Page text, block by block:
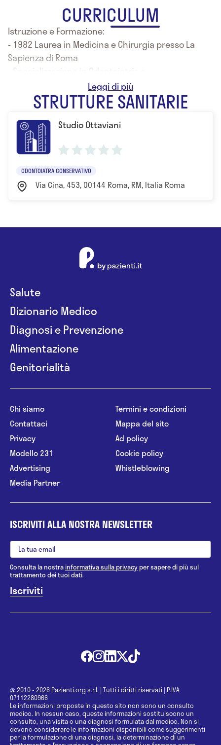
CURRICULUM
Istruzione e Formazione:
- 1982 Laurea in Medicina e Chirurgia presso La
Sapienza di Roma
- Specializzazione in Odontoiatria e
odontostomatologia
STRUTTURE SANITARIE
Studio Ottaviani
ODONTOIATRA CONSERVATIVO
Via Cina, 453, 00144 Roma, RM, Italia Roma
Salute
Dizionario Medico
Diagnosi e Prevenzione
Alimentazione
Genitorialità
Chi siamo
Contattaci
Privacy
Modello 231
Advertising
Media Partner
Termini e condizioni
Mappa del sito
Ad policy
Cookie policy
Whistleblowing
ISCRIVITI ALLA NOSTRA NEWSLETTER
Consulta la nostrainformativa sulla privacy per sapere di più sul
trattamento dei tuoi dati.
@ 2010 - 2026 Pazienti.org s.r.l. | Tutti i diritti riservati | P.IVA
07112280966
Le informazioni proposte in questo sito non sono un consulto
medico. In nessun caso, queste informazioni sostituiscono un
consulto, una visita o una diagnosi formulata dal medico. Non si
devono considerare le informazioni disponibili come suggerimenti
per la formulazione di una diagnosi, la determinazione di un